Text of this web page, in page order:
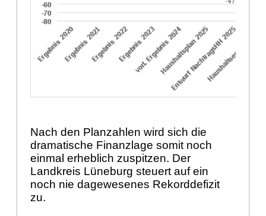
Nach den Planzahlen wird sich die
dramatische Finanzlage somit noch
einmal erheblich zuspitzen. Der
Landkreis Lüneburg steuert auf ein
noch nie dagewesenes Rekorddefizit
zu.